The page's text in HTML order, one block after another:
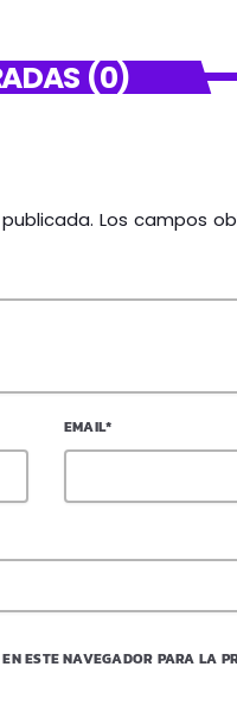
(0)
Los campos
EMAIL*
ESTE NAVEGADOR PARA LA